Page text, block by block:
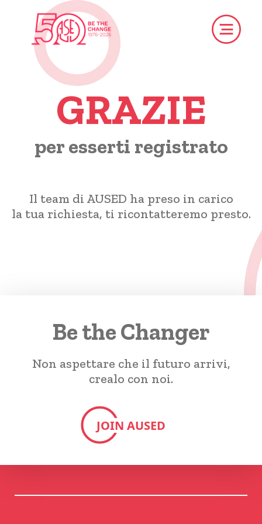
GRAZIE
per esserti registrato
Il team di AUSED ha preso in carico
la tua richiesta, ti ricontatteremo presto.
Be the Changer
Non aspettare che il futuro arrivi,
crealo con noi.
JOIN AUSED